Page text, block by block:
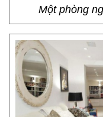
Một phòng